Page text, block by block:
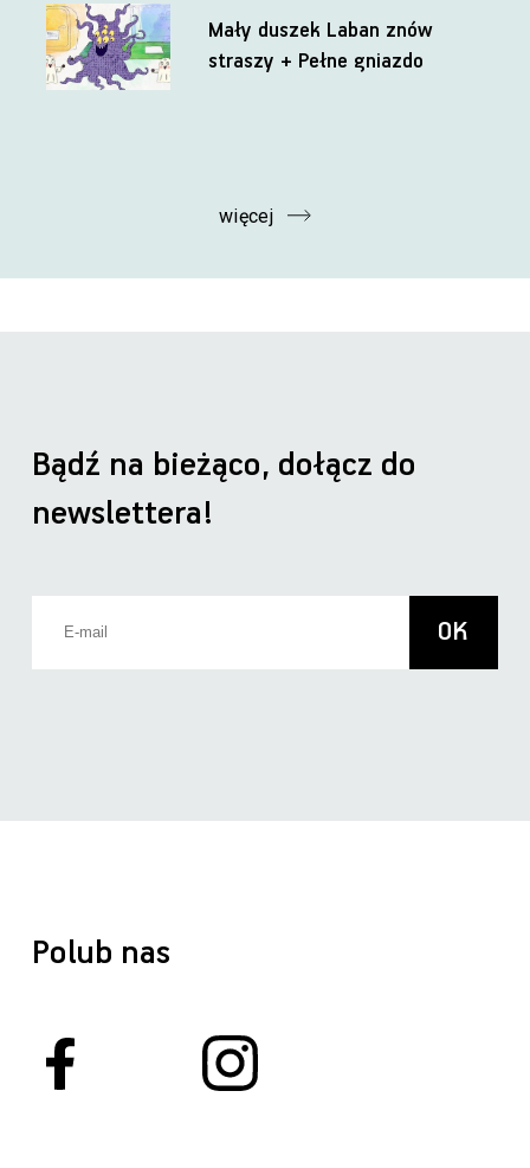
Mały duszek Laban znów
straszy + Pełne gniazdo
więcej
Polub nas
Bądź na bieżąco, dołącz do
newslettera!